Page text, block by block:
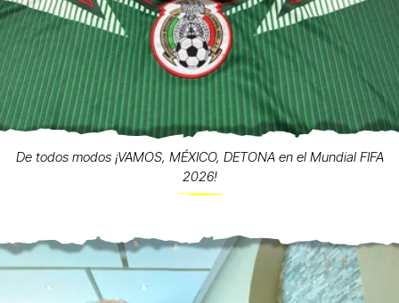
De todos modos ¡VAMOS, MÉXICO, DETONA en el Mundial FIFA
2026!